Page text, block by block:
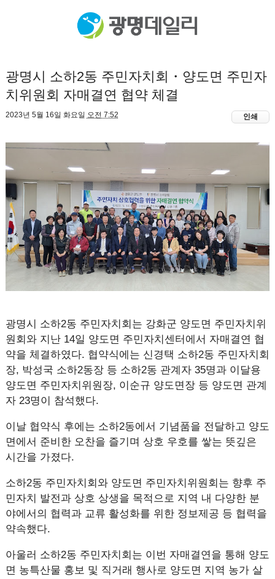
광명시 소하2동 주민자치회・양도면 주민자
치위원회 자매결연 협약 체결
2023년 5월 16일 화요일 오전 7:52 인쇄
광명시 소하2동 주민자치회는 강화군 양도면 주민자치위
원회와 지난 14일 양도면 주민자치센터에서 자매결연 협
약을 체결하였다. 협약식에는 신경택 소하2동 주민자치회
장, 박성국 소하2동장 등 소하2동 관계자 35명과 이달용
양도면 주민자치위원장, 이순규 양도면장 등 양도면 관계
자 23명이 참석했다.
이날 협약식 후에는 소하2동에서 기념품을 전달하고 양도
면에서 준비한 오찬을 즐기며 상호 우호를 쌓는 뜻깊은
시간을 가졌다.
소하2동 주민자치회와 양도면 주민자치위원회는 향후 주
민자치 발전과 상호 상생을 목적으로 지역 내 다양한 분
야에서의 협력과 교류 활성화를 위한 정보제공 등 협력을
약속했다.
아울러 소하2동 주민자치회는 이번 자매결연을 통해 양도
면 농특산물 홍보 및 직거래 행사로 양도면 지역 농가 살